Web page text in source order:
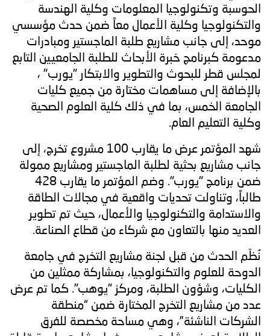
الحوسبة وتكنولوجيا المعلومات وكلية الهندسة
والتكنولوجيا وكلية الأعمال معاً ضمن حدث مؤسسي
موحد، إلى جانب مشاريع طلبة الماجستير ومبادرات
مدعومة كبرنامج خبرة الأبحاث للطلبة الجامعيين التابع
لمجلس قطر للبحوث والتطوير والابتكار "يورب" ،
بالإضافة إلى مساهمات مختارة من جميع كليات
الجامعة الخمس، بما في ذلك كلية العلوم الصحية
وكلية التعليم العام.
شهد المؤتمر عرض ما يقارب 100 مشروع تخرج، إلى
جانب مشاريع بحثية لطلبة الماجستير ومشاريع ممولة
ضمن برنامج "يورب". وضم المؤتمر ما يقارب 428
طالباً، وتناولت تحديات واقعية في مجالات الطاقة
والاستدامة والتكنولوجيا والأعمال، حيث تم تطوير
العديد منها بالتعاون مع شركاء من قطاع الصناعة.
نُظّم الحدث من قبل لجنة مشاريع التخرج في جامعة
الدوحة للعلوم والتكنولوجيا، بمشاركة ممثلين من
الكليات، وشؤون الطلبة، ومركز "يوهب". كما تم عرض
عدد من مشاريع التخرج المختارة ضمن “منطقة
الشركات الناشئة”، وهي مساحة مخصصة للفرق